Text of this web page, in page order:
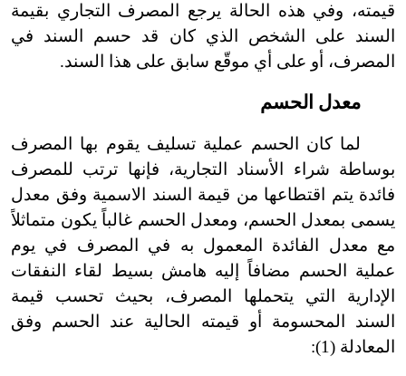
قيمته، وفي هذه الحالة يرجع المصرف التجاري بقيمة
السند على الشخص الذي كان قد حسم السند في
المصرف، أو على أي موقّع سابق على هذا السند.
معدل الحسم
لما كان الحسم عملية تسليف يقوم بها المصرف
بوساطة شراء الأسناد التجارية، فإنها ترتب للمصرف
فائدة يتم اقتطاعها من قيمة السند الاسمية وفق معدل
يسمى بمعدل الحسم، ومعدل الحسم غالباً يكون متماثلاً
مع معدل الفائدة المعمول به في المصرف في يوم
عملية الحسم مضافاً إليه هامش بسيط لقاء النفقات
الإدارية التي يتحملها المصرف، بحيث تحسب قيمة
السند المحسومة أو قيمته الحالية عند الحسم وفق
المعادلة (1):